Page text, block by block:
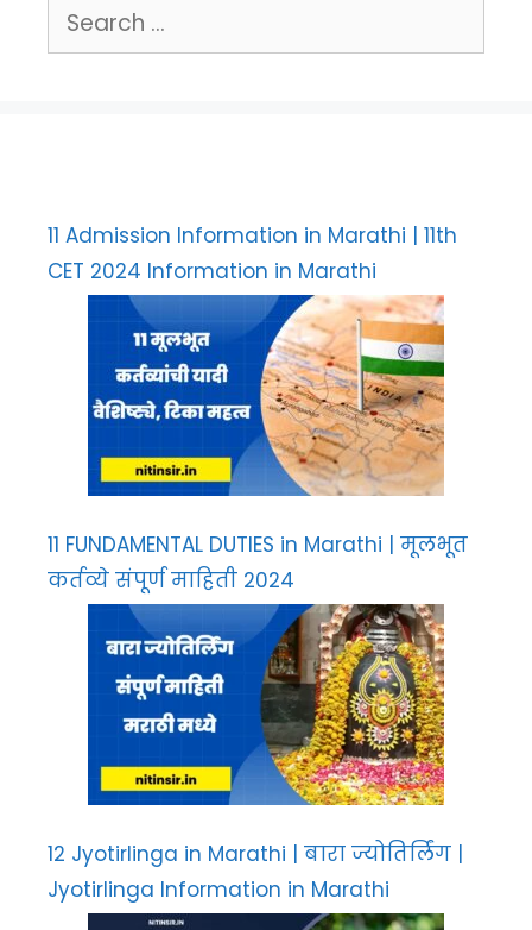
Search
for:
11 Admission Information in Marathi | 11th
CET 2024 Information in Marathi
11 FUNDAMENTAL DUTIES in Marathi | मूलभूत
कर्तव्ये संपूर्ण माहिती 2024
12 Jyotirlinga in Marathi | बारा ज्योतिर्लिंग |
Jyotirlinga Information in Marathi